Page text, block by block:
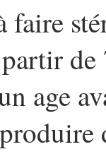
faire
age